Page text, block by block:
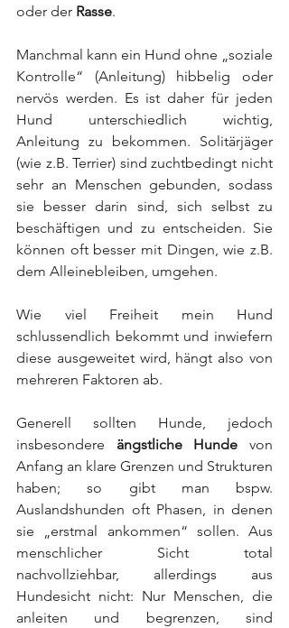
oder der Rasse.
Manchmal kann ein Hund ohne „soziale
Kontrolle“ (Anleitung) hibbelig oder
nervös werden. Es ist daher für jeden
Hund unterschiedlich wichtig,
Anleitung zu bekommen. Solitärjäger
(wie z.B. Terrier) sind zuchtbedingt nicht
sehr an Menschen gebunden, sodass
sie besser darin sind, sich selbst zu
beschäftigen und zu entscheiden. Sie
können oft besser mit Dingen, wie z.B.
dem Alleinebleiben, umgehen.
Wie viel Freiheit mein Hund
schlussendlich bekommt und inwiefern
diese ausgeweitet wird, hängt also von
mehreren Faktoren ab.
Generell sollten Hunde, jedoch
insbesondere ängstliche Hunde von
Anfang an klare Grenzen und Strukturen
haben; so gibt man bspw.
Auslandshunden oft Phasen, in denen
sie „erstmal ankommen“ sollen. Aus
menschlicher Sicht total
nachvollziehbar, allerdings aus
Hundesicht nicht: Nur Menschen, die
anleiten und begrenzen, sind